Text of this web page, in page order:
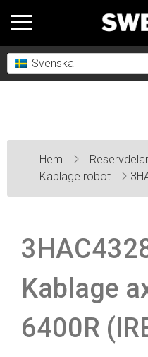
Svenska
Hem Reservdelar
Kablage robot
Kablage
6400R